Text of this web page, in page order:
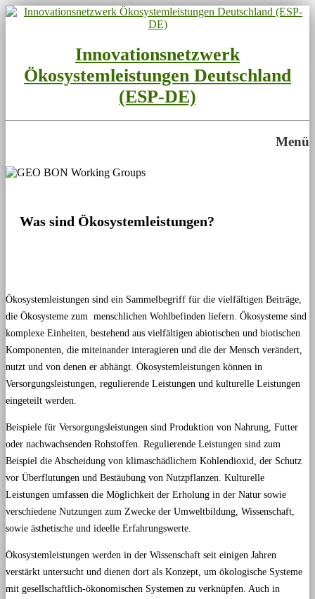
Innovationsnetzwerk
Ökosystemleistungen Deutschland
(ESP-DE)
Menü
Was sind Ökosystemleistungen?
Ökosystemleistungen sind ein Sammelbegriff für die vielfältigen Beiträge,
die Ökosysteme zum menschlichen Wohlbefinden liefern. Ökosysteme sind
komplexe Einheiten, bestehend aus vielfältigen abiotischen und biotischen
Komponenten, die miteinander interagieren und die der Mensch verändert,
nutzt und von denen er abhängt. Ökosystemleistungen können in
Versorgungsleistungen, regulierende Leistungen und kulturelle Leistungen
eingeteilt werden.
Beispiele für Versorgungsleistungen sind Produktion von Nahrung, Futter
oder nachwachsenden Rohstoffen. Regulierende Leistungen sind zum
Beispiel die Abscheidung von klimaschädlichem Kohlendioxid, der Schutz
vor Überflutungen und Bestäubung von Nutzpflanzen. Kulturelle
Leistungen umfassen die Möglichkeit der Erholung in der Natur sowie
verschiedene Nutzungen zum Zwecke der Umweltbildung, Wissenschaft,
sowie ästhetische und ideelle Erfahrungswerte.
Ökosystemleistungen werden in der Wissenschaft seit einigen Jahren
verstärkt untersucht und dienen dort als Konzept, um ökologische Systeme
mit gesellschaftlich-ökonomischen Systemen zu verknüpfen. Auch in